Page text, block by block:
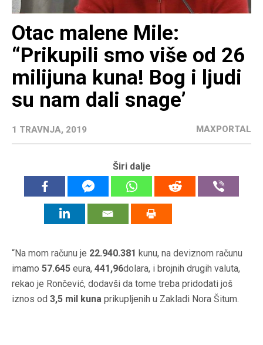
Otac malene Mile:
“Prikupili smo više od 26
milijuna kuna! Bog i ljudi
su nam dali snage’
1 TRAVNJA, 2019 MAXPORTAL
Širi dalje
“Na mom računu je 22.940.381 kunu, na deviznom računu
imamo 57.645 eura, 441,96dolara, i brojnih drugih valuta,
rekao je Rončević, dodavši da tome treba pridodati još
iznos od 3,5 mil kuna prikupljenih u Zakladi Nora Šitum.